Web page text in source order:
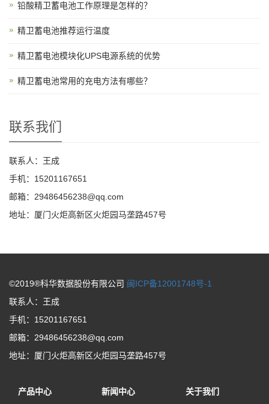
铅酸精卫蓄电池工作原理是怎样的？
精卫蓄电池推荐运行温度
精卫蓄电池模块化UPS电源系统的优势
精卫蓄电池常用的充电方法有哪些？
联系我们
联系人：王成
手机：15201167651
邮箱：29486456238@qq.com
地址：厦门火炬高新区火炬园马垄路457号
©2019®科华数据股份有限公司 闽ICP备12001748号-1
联系人：王成
手机：15201167651
邮箱：29486456238@qq.com
地址：厦门火炬高新区火炬园马垄路457号
产品中心 新闻中心 关于我们